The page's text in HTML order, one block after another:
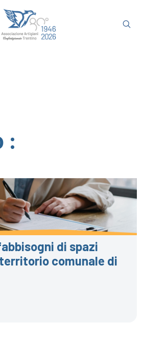
:
di spazi
comunale di